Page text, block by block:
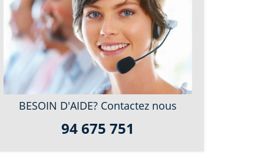
BESOIN D'AIDE? Contactez nous
94 675 751